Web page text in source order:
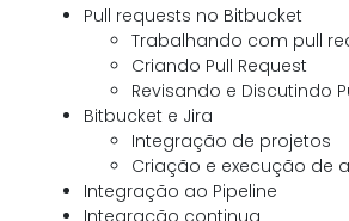
Pull requests no Bitbucket
Trabalhando com pull
Criando Pull Request
Revisando e Discutindo
Bitbucket e Jira
Integração de projetos
Criação e execução de
Integração ao Pipeline
Integração continua